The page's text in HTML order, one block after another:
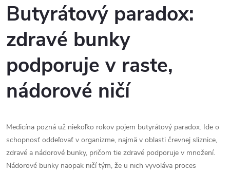
Butyrátový paradox:
zdravé bunky
podporuje v raste,
nádorové ničí
Medicína pozná už niekoľko rokov pojem butyrátový paradox. Ide o
schopnosť oddeľovať v organizme, najmä v oblasti črevnej sliznice,
zdravé a nádorové bunky, pričom tie zdravé podporuje v množení.
Nádorové bunky naopak ničí tým, že u nich vyvoláva proces